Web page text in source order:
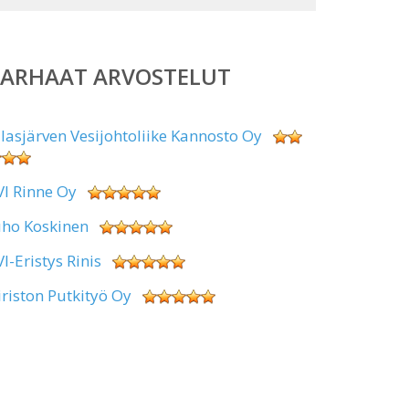
ARVOSTELUT
Vesijohtoliike Kannosto Oy
Rinne Oy
Koskinen
Eristys Rinis
Putkityö Oy